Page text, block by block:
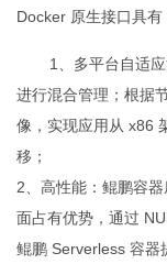
Docker 原生接口具有
1、多平台自适
进行混合管理；根据
像，实现应用从 x86
移；
2、高性能：鲲鹏容
面占有优势，通过
鲲鹏 Serverless 容器